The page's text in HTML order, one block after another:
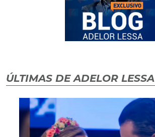
ÚLTIMAS DE ADELOR LESSA